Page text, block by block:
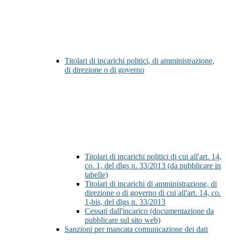
Titolari di incarichi politici, di amministrazione,
di direzione o di governo
Titolari di incarichi politici di cui all'art. 14,
co. 1, del dlgs n. 33/2013 (da pubblicare in
tabelle)
Titolari di incarichi di amministrazione, di
direzione o di governo di cui all'art. 14, co.
1-bis, del dlgs n. 33/2013
Cessati dall'incarico (documentazione da
pubblicare sul sito web)
Sanzioni per mancata comunicazione dei dati